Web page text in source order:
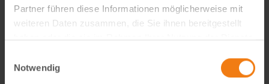
Partner führen diese Informationen möglicherweise mit
weiteren Daten zusammen, die Sie ihnen bereitgestellt
haben oder die sie im Rahmen Ihrer Nutzung der Dienste
Notwendig
Vollzeitvertrag mit 40
Stunden pro Woche,
unbefristet nach der